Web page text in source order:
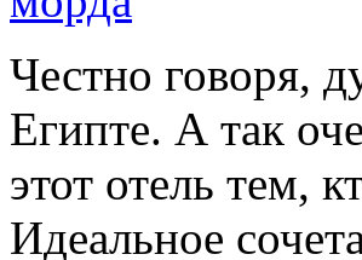
Честно говоря,
Египте. А так
этот отель тем,
Идеальное